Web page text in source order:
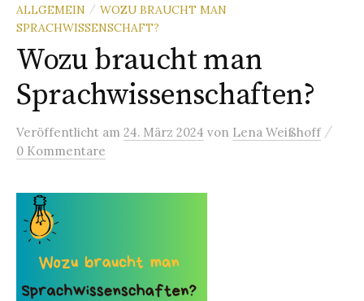
ALLGEMEIN / WOZU BRAUCHT MAN
SPRACHWISSENSCHAFT?
Wozu braucht man
Sprachwissenschaften?
Veröffentlicht am 24. März 2024 von Lena Weißhoff /
0 Kommentare